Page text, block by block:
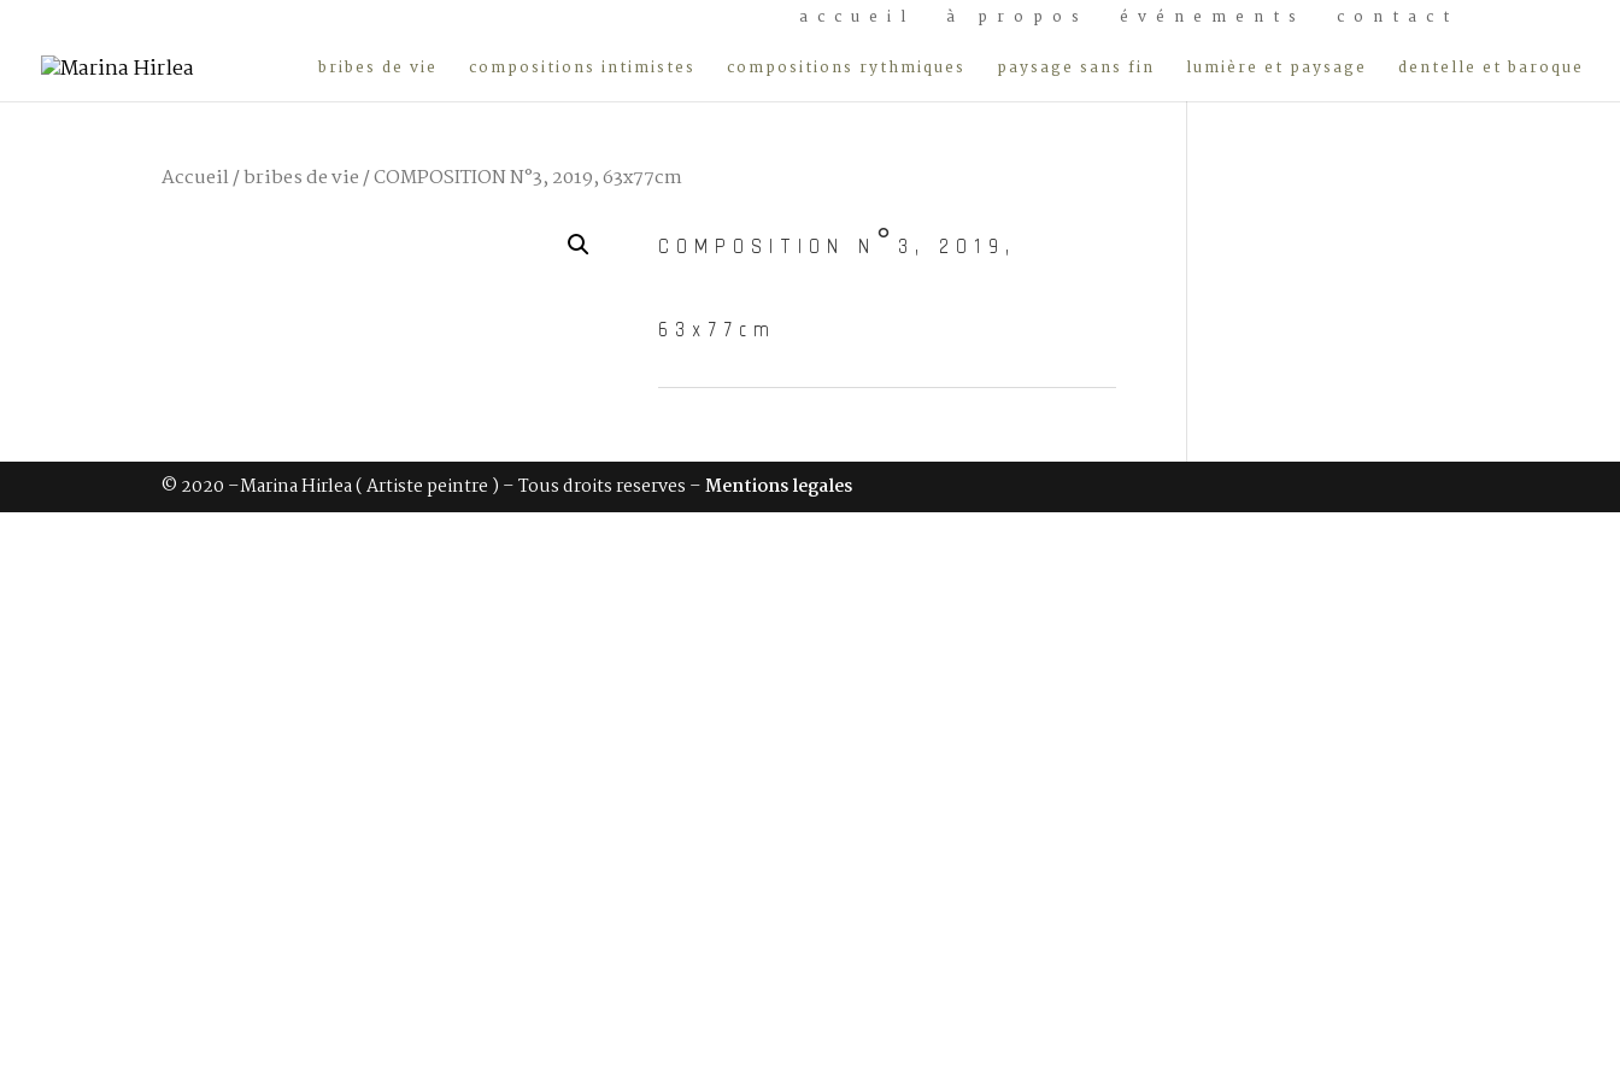
accueil à propos événements
contact
bribes de vie
compositions intimistes compositions rythmiques paysage sans fin lumière et paysage dentelle et baroque
Accueil/bribes de vie/ COMPOSITION N°3, 2019, 63x77cm
COMPOSITION N°3, 2019,
63x77cm
© 2020 –Marina Hirlea ( Artiste peintre ) – Tous droits reserves –Mentions legales